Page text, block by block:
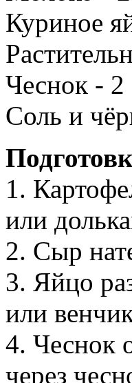
Куриное
Чеснок - 2
Соль и
1.
или
2. Сыр
3. Яйцо
или
4. Чеснок
через